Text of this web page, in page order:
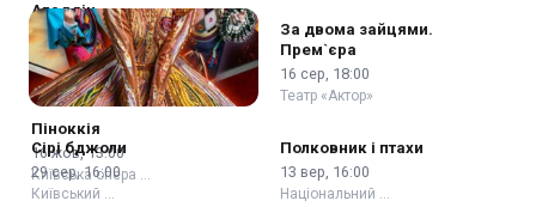
Аладдін
30 жов, 13:00
Київська опера …
Піноккія
16 жов, 13:00
Київська опера …
За двома зайцями.
Прем`єра
16 сер, 18:00
Театр «Актор»
Сірі бджоли
29 сер, 16:00
Київський …
Полковник і птахи
13 вер, 16:00
Національний …